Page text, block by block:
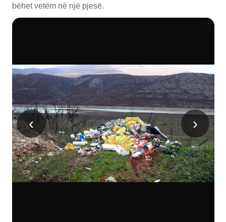
bëhet vetëm në një pjesë.
‹ ›